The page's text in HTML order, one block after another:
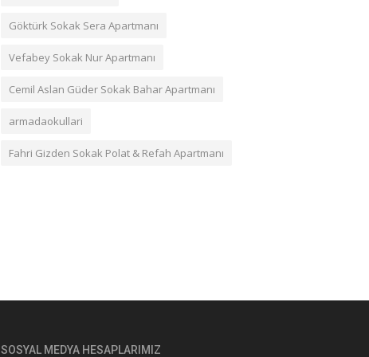
Göktürk Sokak Sera Apartmanı
Vefabey Sokak Nur Apartmanı
Cemil Aslan Güder Sokak Bahar Apartmanı
armadaokullari
Fahri Gizden Sokak Polat & Refah Apartmanı
SOSYAL MEDYA HESAPLARIMIZ